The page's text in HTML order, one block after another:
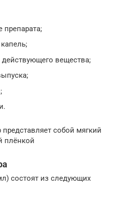
препарата;
действующего вещества;
собой мягкий
плёнкой
состоят из следующих